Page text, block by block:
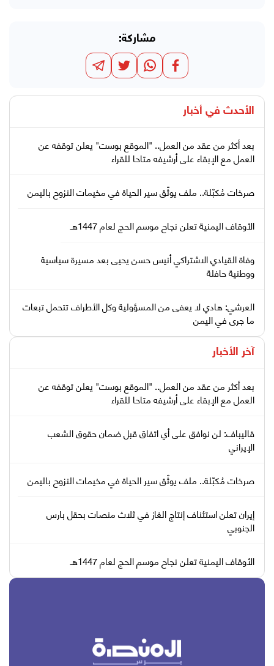
مشاركة:
الأحدث في أخبار
بعد أكثر من عقد من العمل.. "الموقع بوست" يعلن توقفه عن
العمل مع الإبقاء على أرشيفه متاحا للقراء
صرخات مُكبّلة.. ملف يوثّق سير الحياة في مخيمات النزوح باليمن
الأوقاف اليمنية تعلن نجاح موسم الحج لعام 1447هـ
وفاة القيادي الاشتراكي أنيس حسن يحيى بعد مسيرة سياسية
ووطنية حافلة
العرشي: هادي لا يعفى من المسؤولية وكل الأطراف تتحمل تبعات
ما جرى في اليمن
آخر الأخبار
بعد أكثر من عقد من العمل.. "الموقع بوست" يعلن توقفه عن
العمل مع الإبقاء على أرشيفه متاحا للقراء
قاليباف: لن نوافق على أي اتفاق قبل ضمان حقوق الشعب
الإيراني
صرخات مُكبّلة.. ملف يوثّق سير الحياة في مخيمات النزوح باليمن
إيران تعلن استئناف إنتاج الغاز في ثلاث منصات بحقل بارس
الجنوبي
الأوقاف اليمنية تعلن نجاح موسم الحج لعام 1447هـ